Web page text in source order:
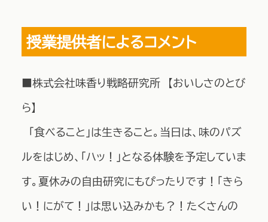
授業提供者によるコメント
■株式会社味香り戦略研究所 【おいしさのとび
ら】
「食べること」は生きること。当日は、味のパズ
ルをはじめ、「ハッ！」となる体験を予定していま
す。夏休みの自由研究にもぴったりです！「きら
い！にがて！」は思い込みかも？！たくさんの